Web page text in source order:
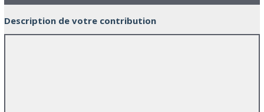
Description de votre contribution